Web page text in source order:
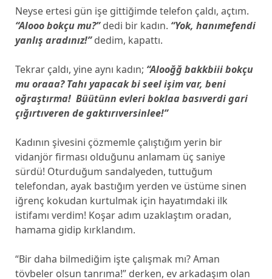
Neyse ertesi gün işe gittiğimde telefon çaldı, açtım.
“Alooo bokçu mu?”dedi bir kadın. “Yok, hanımefendi
yanlış aradınız!”dedim, kapattı.
Tekrar çaldı, yine aynı kadın; “Alooğğ bakkbiii bokçu
mu oraaa? Tahı yapacak bi seel işim var, beni
oğraştırma! Büütünn evleri boklaa basıverdi gari
çığırtıveren de gaktırıversinlee!”
Kadının şivesini çözmemle çalıştığım yerin bir
vidanjör firması olduğunu anlamam üç saniye
sürdü! Oturduğum sandalyeden, tuttuğum
telefondan, ayak bastığım yerden ve üstüme sinen
iğrenç kokudan kurtulmak için hayatımdaki ilk
istifamı verdim! Koşar adım uzaklaştım oradan,
hamama gidip kırklandım.
“Bir daha bilmediğim işte çalışmak mı? Aman
tövbeler olsun tanrıma!” derken, ev arkadaşım olan